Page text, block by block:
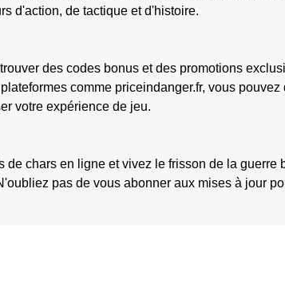
d'action, de tactique et d'histoire.
des codes bonus et des promotions
comme priceindanger.fr, vous
votre expérience de jeu.
chars en ligne et vivez le frisson de la
pas de vous abonner aux mises à jour